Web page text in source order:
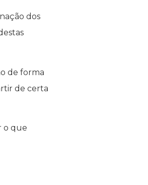
dos
de forma
de certa
o que